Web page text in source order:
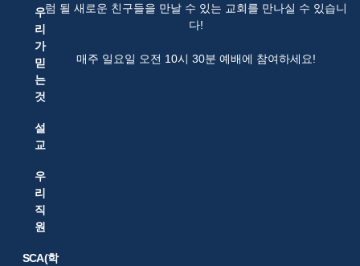
우
리
가
믿
는
것
설
교
우
리
직
원
SCA(학
럼 될 새로운 친구들을 만날 수 있는 교회를 만나실 수 있습니
다!
매주 일요일 오전 10시 30분 예배에 참여하세요!